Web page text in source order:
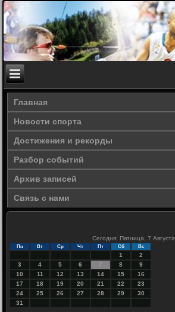
Главная
Новости спорта
Достижения и рекорды
Разбор событий
Архив записей
Связь с нами
Сегодня: Пятница, 7 Августа
Пн Вт Ср Чт Пт Сб Вс
1
2
3
4 5 6 7 8
9
10
11 12 13 14 15
16
17
18 19 20 21 22
23
24
25 26 27 28 29
30
31